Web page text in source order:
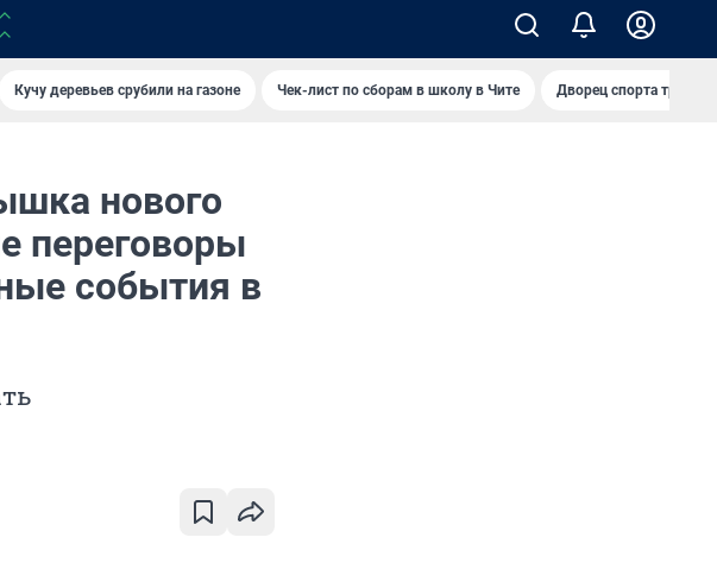
Кучу деревьев срубили на газоне Чек-лист по сборам в школу в Чите Дворец спорта
нового
переговоры
события в